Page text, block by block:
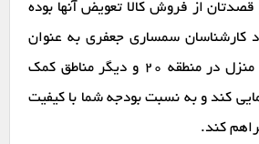
از فروش کالا تعویض آنها بوده
کارشناسان سمساری جعفری به عنوان
بهترین خریدار لوازم منزل در منطقه 20 و دیگر مناطق کمک
کند و به نسبت بودجه شما با کیفیت
کند.